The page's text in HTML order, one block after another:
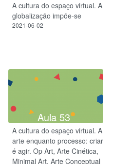
A cultura do espaço virtual. A
globalização impõe-se
2021-06-02
Aula 53
A cultura do espaço virtual. A
arte enquanto processo: criar
é agir. Op Art, Arte Cinética,
Minimal Art, Arte Conceptual